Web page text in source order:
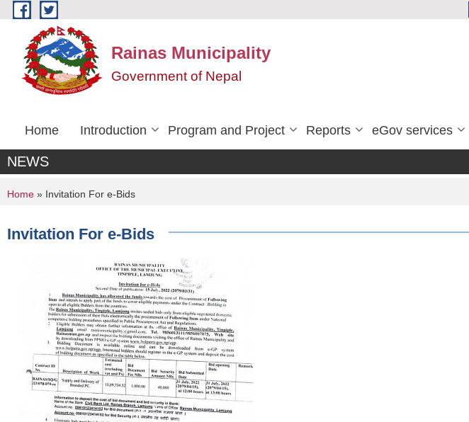
Skip to main content
Rainas Municipality
Government of Nepal
Home Introduction Program and Project Reports eGov services
NEWS
You are here
Home » Invitation For e-Bids
Invitation For e-Bids